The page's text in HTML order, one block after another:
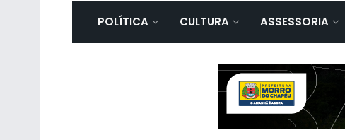
POLÍTICA CULTURA ASSESSORIA